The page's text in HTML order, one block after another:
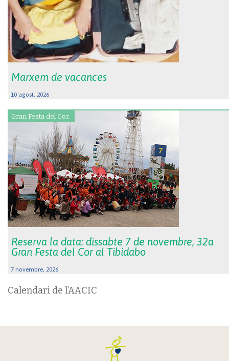
Marxem de vacances
10 agost, 2026
Gran Festa del Cor.
Reserva la data: dissabte 7 de novembre, 32a
Gran Festa del Cor al Tibidabo
7 novembre, 2026
Calendari de l’AACIC